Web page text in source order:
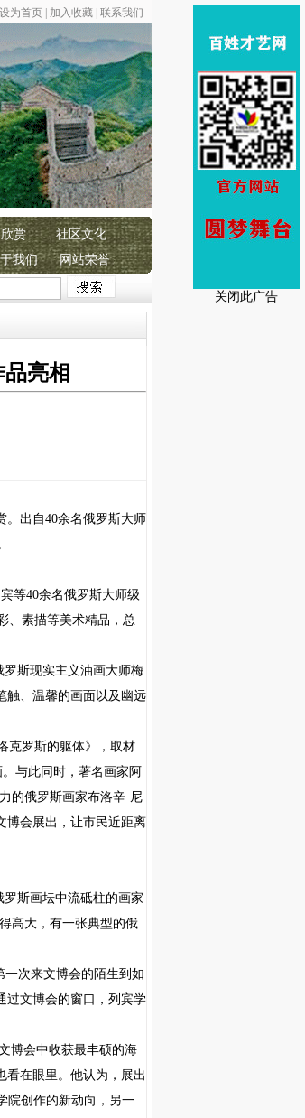
关闭此广告
设为首页 加入收藏 联系我们
赏
社区文化
我们 网站荣誉
节快乐！ 恭贺百姓才艺网成立16周年！ 百姓才艺
亮相
。出自40余名俄罗斯大师
等40余名俄罗斯大师级
、素描等美术精品，总
斯现实主义油画大师梅
触、温馨的画面以及幽远
克罗斯的躯体》，取材
与此同时，著名画家阿
的俄罗斯画家布洛辛·尼
博会展出，让市民近距离
斯画坛中流砥柱的画家
高大，有一张典型的俄
一次来文博会的陌生到如
过文博会的窗口，列宾学
博会中收获最丰硕的海
看在眼里。他认为，展出
院创作的新动向，另一